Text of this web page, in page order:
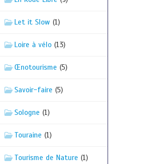
Let it Slow (1)
Loire à vélo(13)
Œnotourisme (5)
Savoir-faire (5)
Sologne (1)
Touraine (1)
Tourisme de Nature (1)